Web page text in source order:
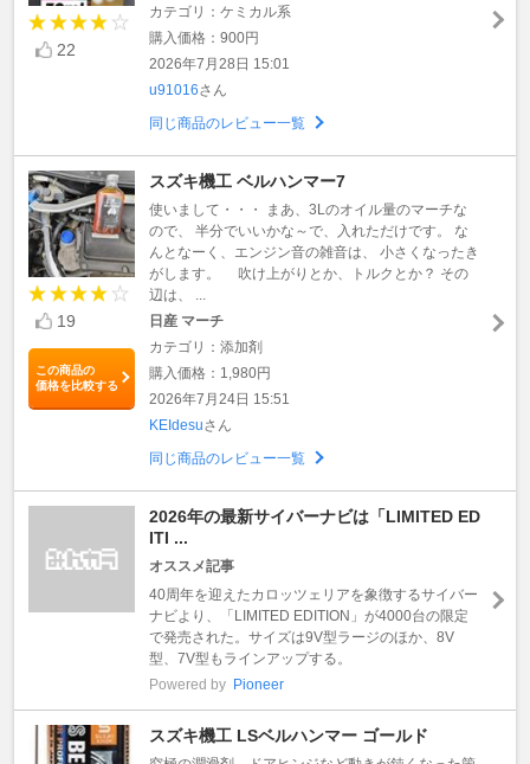
22
カテゴリ：ケミカル系
購入価格：900円
2026年7月28日 15:01
u91016さん
同じ商品のレビュー一覧
19
この商品の
価格を比較する
スズキ機工 ベルハンマー7
使いまして・・・ まあ、3Lのオイル量のマーチな
ので、 半分でいいかな～で、入れただけです。 な
んとなーく、エンジン音の雑音は、 小さくなったき
がします。 吹け上がりとか、トルクとか？ その
辺は、 ...
日産 マーチ
カテゴリ：添加剤
購入価格：1,980円
2026年7月24日 15:51
KEIdesuさん
同じ商品のレビュー一覧
2026年の最新サイバーナビは「LIMITED ED
ITI ...
オススメ記事
40周年を迎えたカロッツェリアを象徴するサイバー
ナビより、「LIMITED EDITION」が4000台の限定
で発売された。サイズは9V型ラージのほか、8V
型、7V型もラインアップする。
Powered by Pioneer
スズキ機工 LSベルハンマー ゴールド